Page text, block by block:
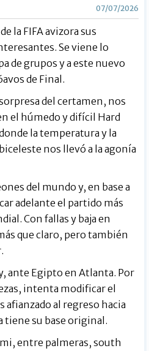
07/07/2026
la FIFA avizora sus
Se viene lo
de grupos y a este nuevo
de Final.
del certamen, nos
el húmedo y difícil Hard
la temperatura y la
nos llevó a la agonía
del mundo y, en base a
adelante el partido más
Con fallas y baja en
que claro, pero también
ante Egipto en Atlanta. Por
intenta modificar el
afianzado al regreso hacia
tiene su base original.
entre palmeras, south